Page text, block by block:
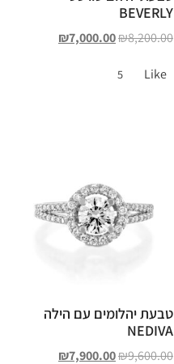
BEVERLY
₪8,200.00
₪7,000.00
Like
5
טבעת יהלומים עם הילה
NEDIVA
₪9,600.00
₪7,900.00